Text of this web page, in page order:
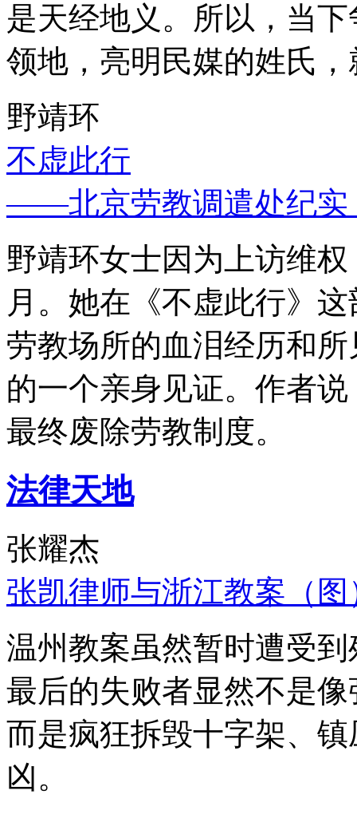
是天经地义。所以，当
领地，亮明民媒的姓氏
野靖环
不虚此行
——北京劳教调遣处纪实
野靖环女士因为上访维
月。她在《不虚此行》
劳教场所的血泪经历和
的一个亲身见证。作者
最终废除劳教制度。
法律天地
张耀杰
张凯律师与浙江教案（图
温州教案虽然暂时遭受
最后的失败者显然不是
而是疯狂拆毁十字架、
凶。